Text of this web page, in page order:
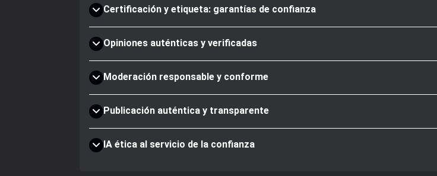
Certificación y etiqueta: garantías de confianza
Opiniones auténticas y verificadas
Moderación responsable y conforme
Publicación auténtica y transparente
IA ética al servicio de la confianza